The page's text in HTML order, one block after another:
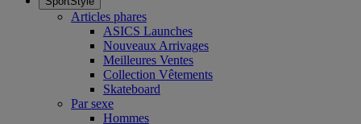
Articles phares
ASICS Launches
Nouveaux Arrivages
Meilleures Ventes
Collection Vêtements
Skateboard
Par sexe
Hommes